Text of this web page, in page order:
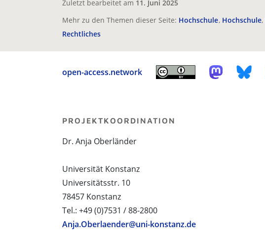
Zuletzt bearbeitet am 11. Juni 2025
Mehr zu den Themen dieser Seite: Hochschule Hochschule
Rechtliches
open-access.network
PROJEKTKOORDINATION
Dr. Anja Oberländer
Universität Konstanz
Universitätsstr. 10
78457 Konstanz
Tel.: +49 (0)7531 / 88-2800
Anja.Oberlaender@uni-konstanz.de